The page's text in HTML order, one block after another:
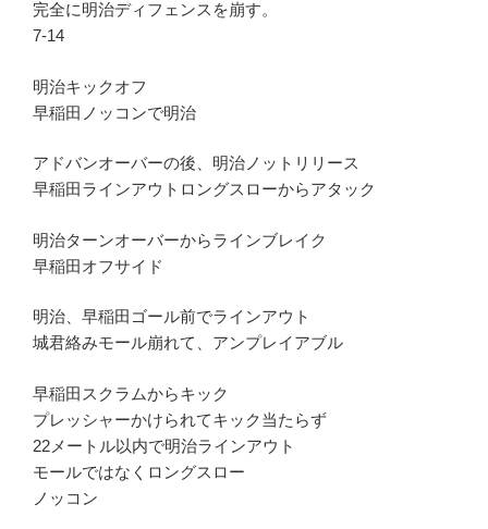
完全に明治ディフェンスを崩す。
7-14
明治キックオフ
早稲田ノッコンで明治
アドバンオーバーの後、明治ノットリリース
早稲田ラインアウトロングスローからアタック
明治ターンオーバーからラインブレイク
早稲田オフサイド
明治、早稲田ゴール前でラインアウト
城君絡みモール崩れて、アンプレイアブル
早稲田スクラムからキック
プレッシャーかけられてキック当たらず
22メートル以内で明治ラインアウト
モールではなくロングスロー
ノッコン